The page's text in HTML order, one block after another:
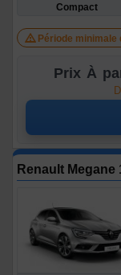
Compact
Période minimale
Prix À
Renault Megane